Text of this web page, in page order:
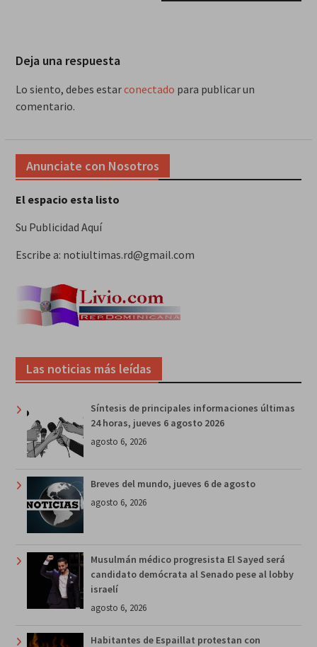
Deja una respuesta
Lo siento, debes estarconectado para publicar un
comentario.
Anunciate con Nosotros
El espacio esta listo
Su Publicidad Aquí
Escribe a: notiultimas.rd@gmail.com
Las noticias más leídas
Síntesis de principales informaciones últimas
24 horas, jueves 6 agosto 2026
agosto 6, 2026
Breves del mundo, jueves 6 de agosto
agosto 6, 2026
Musulmán médico progresista El Sayed será
candidato demócrata al Senado pese al lobby
israelí
agosto 6, 2026
Habitantes de Espaillat protestan con